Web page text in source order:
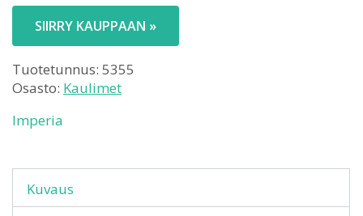
SIIRRY KAUPPAAN »
Tuotetunnus: 5355
Osasto: Kaulimet
Imperia
Kuvaus